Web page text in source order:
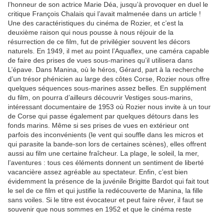
l’honneur de son actrice Marie Déa, jusqu’à provoquer en duel le
critique François Chalais qui l’avait malmenée dans un article !
Une des caractéristiques du cinéma de Rozier, et c’est la
deuxième raison qui nous pousse à nous réjouir de la
résurrection de ce film, fut de privilégier souvent les décors
naturels. En 1949, il met au point l’Aquaflex, une caméra capable
de faire des prises de vues sous-marines qu’il utilisera dans
L’épave. Dans Manina, où le héros, Gérard, part à la recherche
d’un trésor phénicien au large des côtes Corse, Rozier nous offre
quelques séquences sous-marines assez belles. En supplément
du film, on pourra d’ailleurs découvrir Vestiges sous-marins,
intéressant documentaire de 1953 où Rozier nous invite à un tour
de Corse qui passe également par quelques détours dans les
fonds marins. Même si ses prises de vues en extérieur ont
parfois des inconvénients (le vent qui souffle dans les micros et
qui parasite la bande-son lors de certaines scènes), elles offrent
aussi au film une certaine fraîcheur. La plage, le soleil, la mer,
l’aventures : tous ces éléments donnent un sentiment de liberté
vacancière assez agréable au spectateur. Enfin, c’est bien
évidemment la présence de la juvénile Brigitte Bardot qui fait tout
le sel de ce film et qui justifie la redécouverte de Manina, la fille
sans voiles. Si le titre est évocateur et peut faire rêver, il faut se
souvenir que nous sommes en 1952 et que le cinéma reste